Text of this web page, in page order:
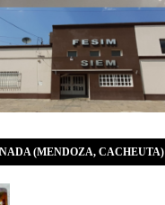
(MENDOZA, CACHEUTA)